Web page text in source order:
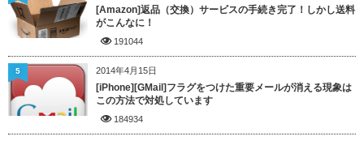
[Amazon]返品（交換）サービスの手続き完了！しかし送料
がこんなに！
191044
2014年4月15日
[iPhone][GMail]フラグをつけた重要メールが消える現象は
この方法で対処しています
184934
5